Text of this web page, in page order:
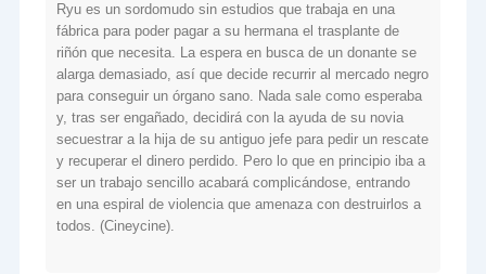
Ryu es un sordomudo sin estudios que trabaja en una
fábrica para poder pagar a su hermana el trasplante de
riñón que necesita. La espera en busca de un donante se
alarga demasiado, así que decide recurrir al mercado negro
para conseguir un órgano sano. Nada sale como esperaba
y, tras ser engañado, decidirá con la ayuda de su novia
secuestrar a la hija de su antiguo jefe para pedir un rescate
y recuperar el dinero perdido. Pero lo que en principio iba a
ser un trabajo sencillo acabará complicándose, entrando
en una espiral de violencia que amenaza con destruirlos a
todos. (Cineycine).